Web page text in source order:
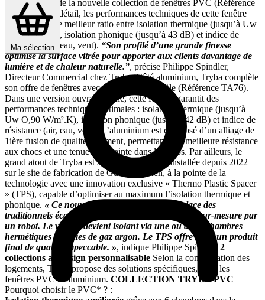
Ma sélection
avec l’arrivée de la nouvelle collection de fenêtres PVC (Référence
T81). Dans le détail, les performances techniques de cette fenêtre
comprennent le meilleur ratio entre isolation thermique (jusqu’à Uw
O,71 W/m².K), isolation phonique (jusqu’à 43 dB) et indice de
résistance (air, eau, vent). “Son profilé d’une grande finesse
optimise la surface vitrée pour apporter aux clients davantage de
lumière et de chaleur naturelle.”, précise Philippe Spindler,
Directeur Commercial chez Tryba. Côté aluminium, Tryba complète
son offre de fenêtres avec un nouveau modèle (Référence TA76).
Dans une version ouvrant caché, cette fenêtre garantit des
performances techniques optimales : isolation thermique (jusqu’à
Uw O,90 W/m².K), isolation phonique (jusqu’à 42 dB) et indice de
résistance (air, eau, vent). L’aluminium est composé d’un alliage de
1ière fusion de qualité Bâtiment, permettant une meilleure résistance
aux chocs et une tenue de la teinte dans le temps. Par ailleurs, le
grand atout de Tryba est sa nouvelle vitrerie installée depuis 2022
sur le site de fabrication de Gundershoffen, à la pointe de la
technologie avec une innovation exclusive « Thermo Plastic Spacer
» (TPS), capable d’optimiser au maximum l’isolation thermique et
phonique. « Ce nouveau matériau, utilisé à la place des
traditionnels écarteurs entre les vitrages, est formé sur-mesure par
un robot. Le vitrage devient isolant via une ou deux chambres
hermétiques remplies de gaz argon. Le TPS offre alors un produit
final de qualité impeccable. », indique Philippe Spindler.2
collections au design personnalisable Selon la configuration des
logements, Tryba propose des solutions spécifiques, pour les
fenêtres PVC et aluminium. COLLECTION TRYBA PVC
Pourquoi choisir le PVC* ? :